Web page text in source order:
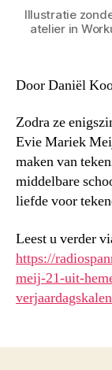
Illustratie
atelier in
Door Daniël
Zodra ze
Evie Mariek
maken van
middelbare
liefde voor
Leest u verder
https://
meij-21-uit-